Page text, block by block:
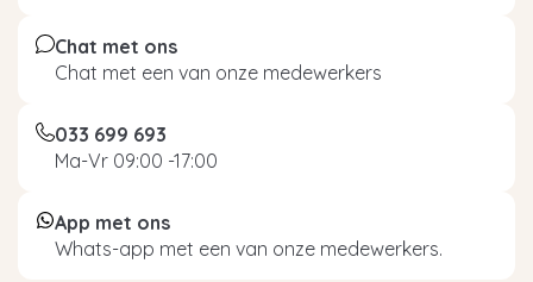
Chat met ons
Chat met een van onze medewerkers
033 699 693
Ma-Vr 09:00 -17:00
App met ons
Whats-app met een van onze medewerkers.